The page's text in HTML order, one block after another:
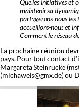
Quelles initiatives et
maintenir sa
partagerons-nous les
accueillons-nous et
Comment le réseau
La prochaine réunion
pays. Pour tout contact
Margareta Steinrücke
(michaweis@gmx.de) ou